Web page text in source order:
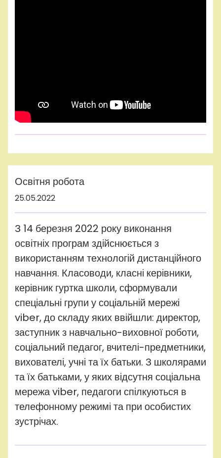
Uncategorized
adminhq
Освітня робота
25.05.2022
З 14 березня 2022 року виконання
освітніх програм здійснюється з
використанням технологій дистанційного
навчання. Класоводи, класні керівники,
керівник гуртка школи, сформували
спеціальні групи у соціальній мережі
viber, до складу яких ввійшли: директор,
заступник з навчально-виховної роботи,
соціальний педагог, вчителі-предметники,
вихователі, учні та їх батьки. З школярами
та їх батьками, у яких відсутня соціальна
мережа viber, педагоги спілкуються в
телефонному режимі та при особистих
зустрічах.